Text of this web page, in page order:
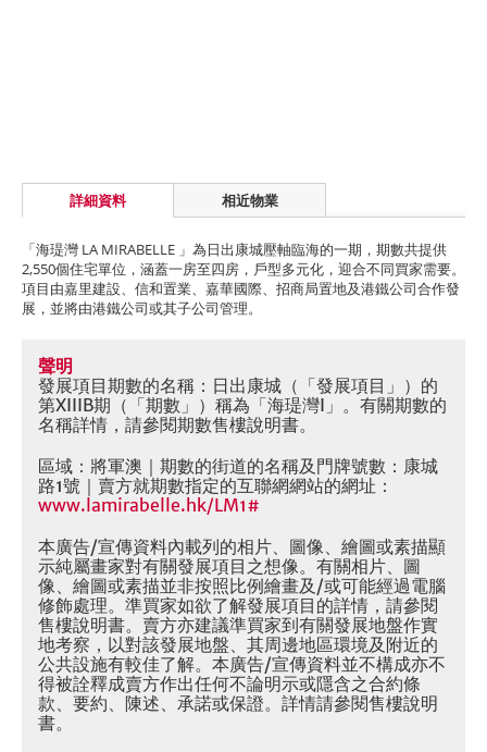
詳細資料 相近物業
「海瑅灣 LA MIRABELLE 」為日出康城壓軸臨海的一期，期數共提供
2,550個住宅單位，涵蓋一房至四房，戶型多元化，迎合不同買家需要。
項目由嘉里建設、信和置業、嘉華國際、招商局置地及港鐵公司合作發
展，並將由港鐵公司或其子公司管理。
聲明
發展項目期數的名稱：日出康城（「發展項目」）的
第XIIIB期（「期數」）稱為「海瑅灣I」。有關期數的
名稱詳情，請參閱期數售樓說明書。
區域：將軍澳｜期數的街道的名稱及門牌號數：康城
路1號｜賣方就期數指定的互聯網網站的網址：
www.lamirabelle.hk/LM1#
本廣告/宣傳資料內載列的相片、圖像、繪圖或素描顯
示純屬畫家對有關發展項目之想像。有關相片、圖
像、繪圖或素描並非按照比例繪畫及/或可能經過電腦
修飾處理。準買家如欲了解發展項目的詳情，請參閱
售樓說明書。賣方亦建議準買家到有關發展地盤作實
地考察，以對該發展地盤、其周邊地區環境及附近的
公共設施有較佳了解。本廣告/宣傳資料並不構成亦不
得被詮釋成賣方作出任何不論明示或隱含之合約條
款、要約、陳述、承諾或保證。詳情請參閱售樓說明
書。